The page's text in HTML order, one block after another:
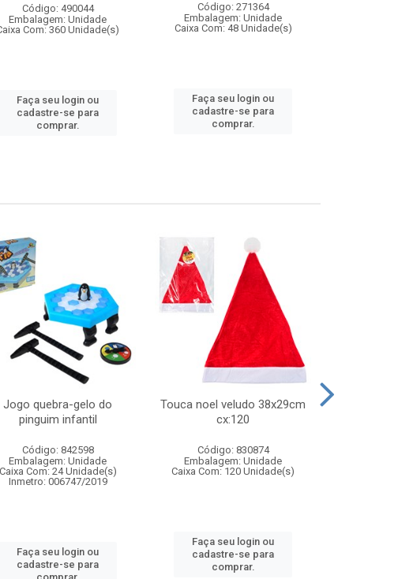
Código: 490044
Embalagem: Unidade
Com: 360 Unidade(s)
Faça seu login ou
cadastre-se para
comprar.
Código: 271364
Embalagem: Unidade
Caixa Com: 48 Unidade(s)
Faça seu login ou
cadastre-se para
comprar.
Jogo quebra-gelo do
pinguim infantil
Código: 842598
Embalagem: Unidade
Caixa Com: 24 Unidade(s)
Inmetro: 006747/2019
Faça seu login ou
cadastre-se para
Touca noel veludo 38x29cm
cx:120
Código: 830874
Embalagem: Unidade
Caixa Com: 120 Unidade(s)
Faça seu login ou
cadastre-se para
comprar.